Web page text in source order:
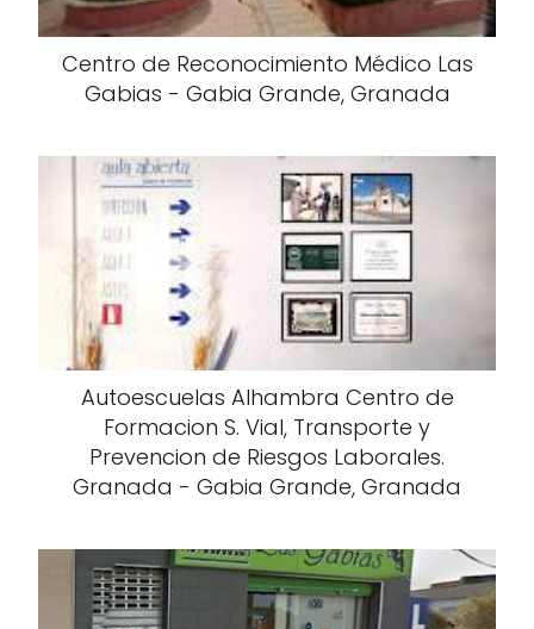
Centro de Reconocimiento Médico Las
Gabias - Gabia Grande, Granada
Autoescuelas Alhambra Centro de
Formacion S. Vial, Transporte y
Prevencion de Riesgos Laborales.
Granada - Gabia Grande, Granada